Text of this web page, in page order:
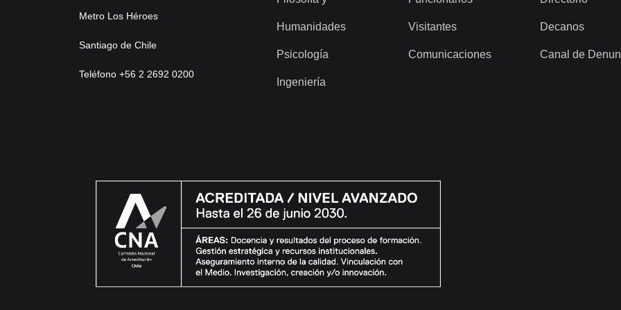
Metro Los Héroes
Santiago de Chile
Teléfono +56 2 2692 0200
Humanidades
Psicología
Ingeniería
Visitantes
Comunicaciones
Decanos
Canal de